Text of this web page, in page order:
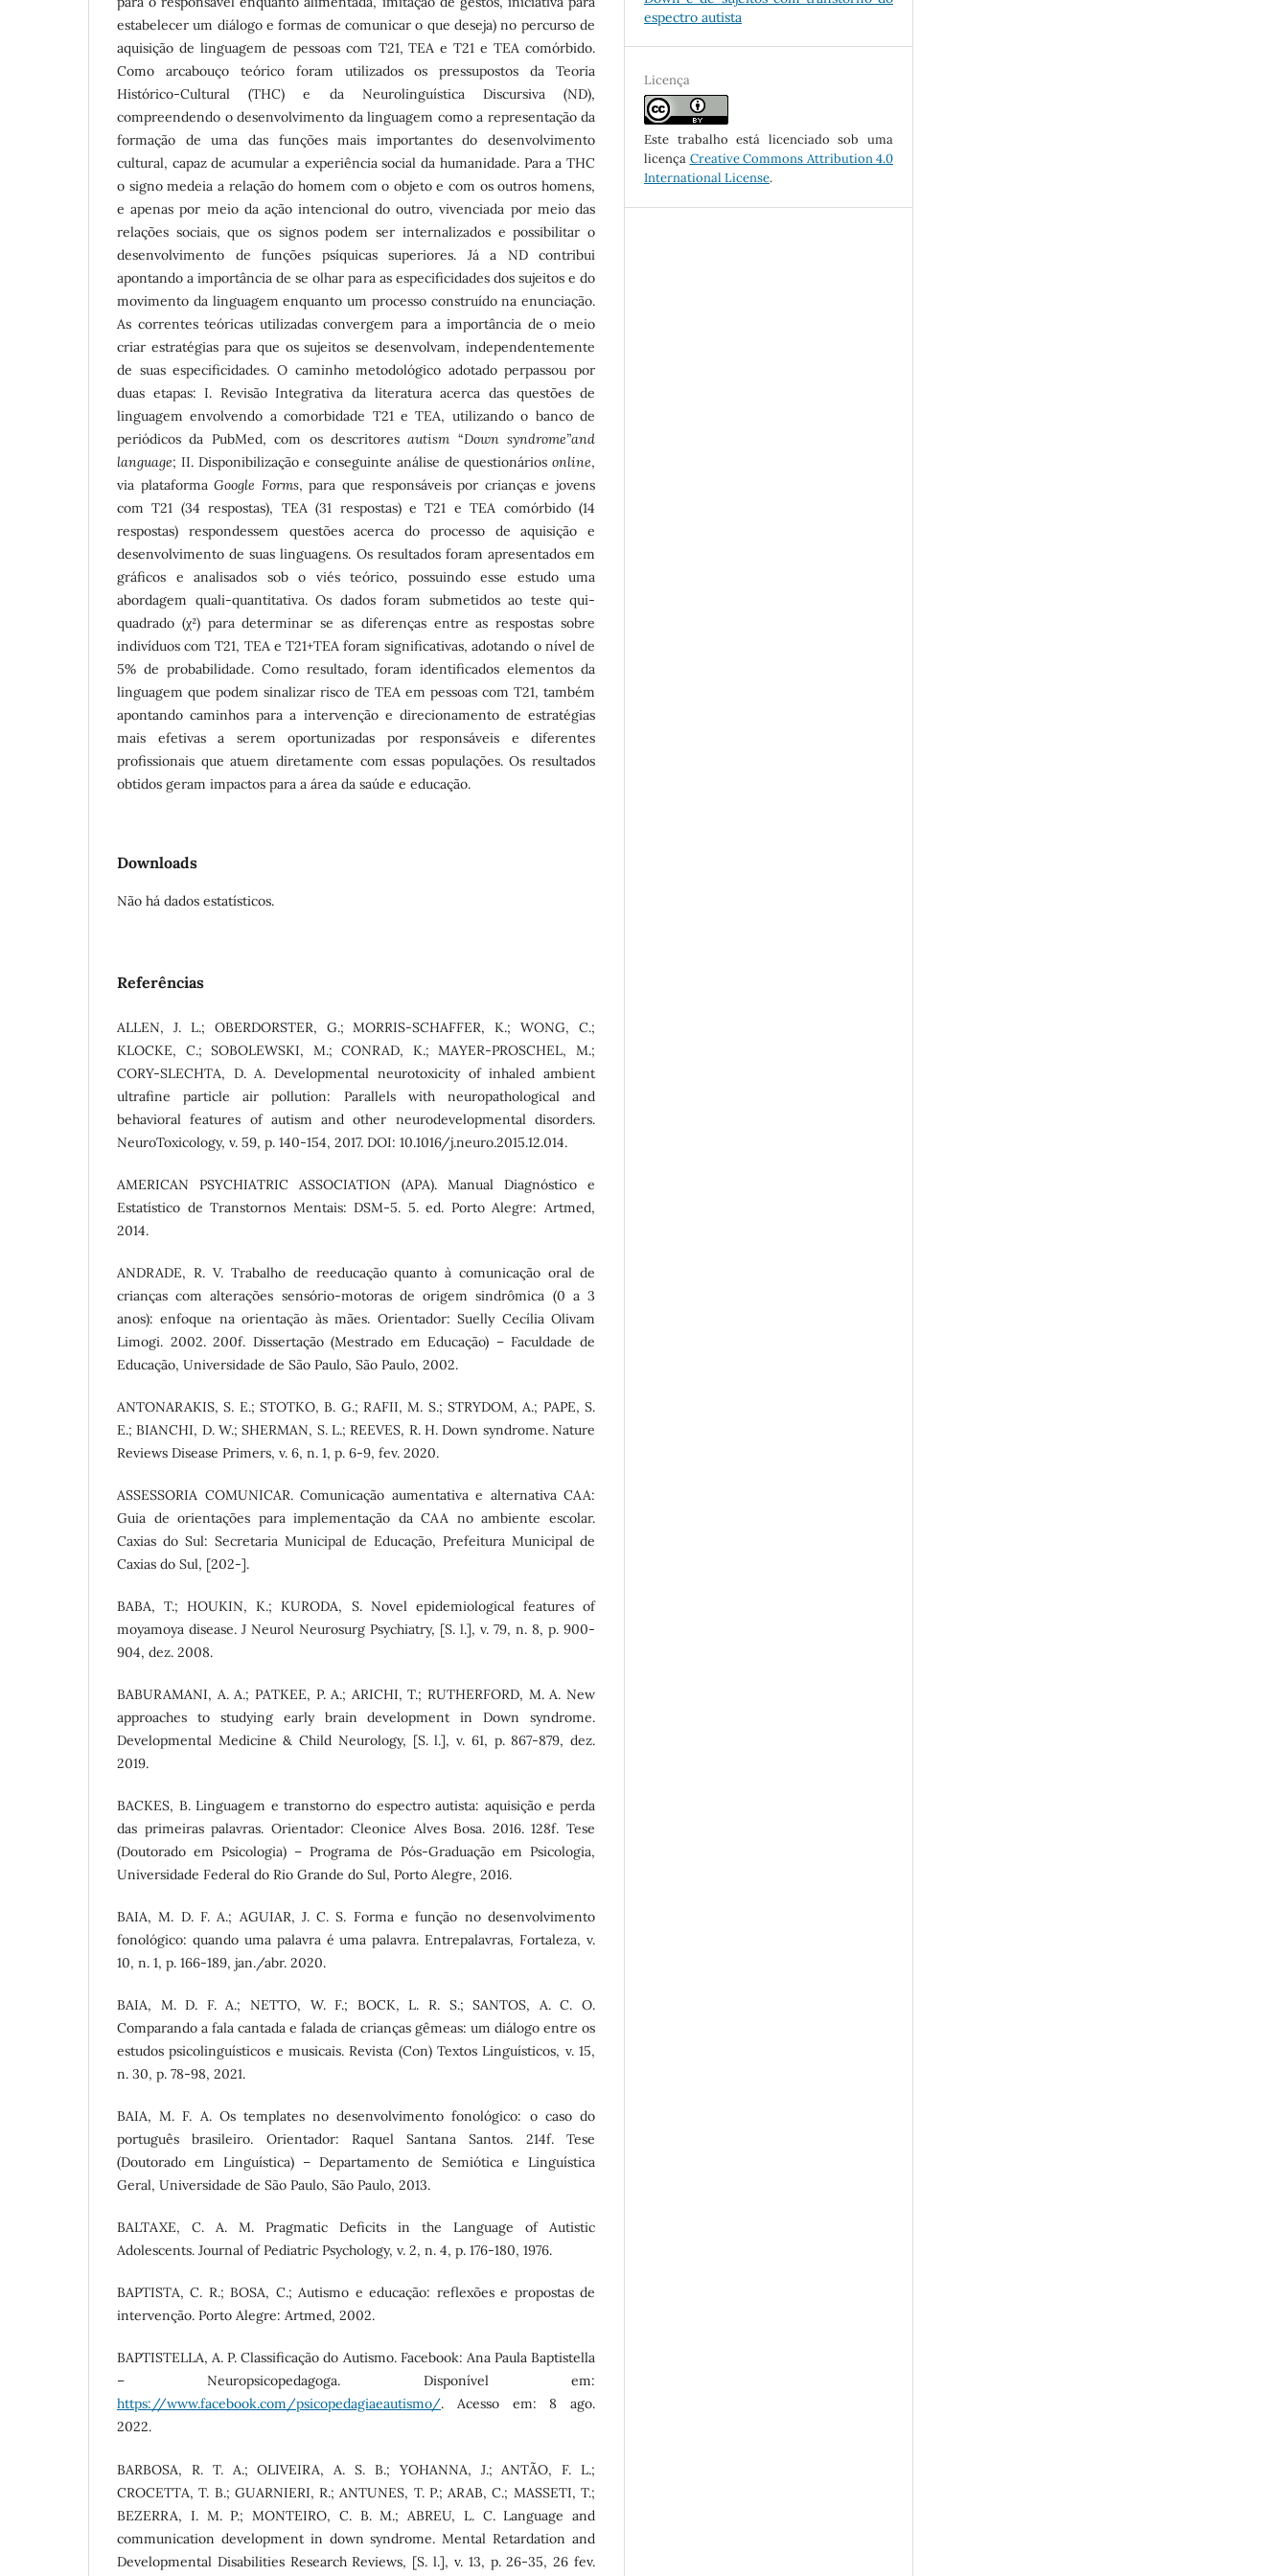
estabelecer um diálogo e formas de comunicar o que deseja) no percurso de
aquisição de linguagem de pessoas com T21, TEA e T21 e TEA comórbido.
Como arcabouço teórico foram utilizados os pressupostos da Teoria
Histórico-Cultural (THC) e da Neurolinguística Discursiva (ND),
compreendendo o desenvolvimento da linguagem como a representação da
formação de uma das funções mais importantes do desenvolvimento
cultural, capaz de acumular a experiência social da humanidade. Para a THC
o signo medeia a relação do homem com o objeto e com os outros homens,
e apenas por meio da ação intencional do outro, vivenciada por meio das
relações sociais, que os signos podem ser internalizados e possibilitar o
desenvolvimento de funções psíquicas superiores. Já a ND contribui
apontando a importância de se olhar para as especificidades dos sujeitos e do
movimento da linguagem enquanto um processo construído na enunciação.
As correntes teóricas utilizadas convergem para a importância de o meio
criar estratégias para que os sujeitos se desenvolvam, independentemente
de suas especificidades. O caminho metodológico adotado perpassou por
duas etapas: I. Revisão Integrativa da literatura acerca das questões de
linguagem envolvendo a comorbidade T21 e TEA, utilizando o banco de
periódicos da PubMed, com os descritoresautism “Down syndrome”and
language; II. Disponibilização e conseguinte análise de questionários online,
via plataformaGoogle Forms, para que responsáveis por crianças e jovens
com T21 (34 respostas), TEA (31 respostas) e T21 e TEA comórbido (14
respostas) respondessem questões acerca do processo de aquisição e
desenvolvimento de suas linguagens. Os resultados foram apresentados em
gráficos e analisados sob o viés teórico, possuindo esse estudo uma
abordagem quali-quantitativa. Os dados foram submetidos ao teste qui-
quadrado (χ²) para determinar se as diferenças entre as respostas sobre
indivíduos com T21, TEA e T21+TEA foram significativas, adotando o nível de
5% de probabilidade. Como resultado, foram identificados elementos da
linguagem que podem sinalizar risco de TEA em pessoas com T21, também
apontando caminhos para a intervenção e direcionamento de estratégias
mais efetivas a serem oportunizadas por responsáveis e diferentes
profissionais que atuem diretamente com essas populações. Os resultados
obtidos geram impactos para a área da saúde e educação.
Downloads
Não há dados estatísticos.
Referências
ALLEN, J. L.; OBERDORSTER, G.; MORRIS-SCHAFFER, K.; WONG, C.;
KLOCKE, C.; SOBOLEWSKI, M.; CONRAD, K.; MAYER-PROSCHEL, M.;
CORY-SLECHTA, D. A. Developmental neurotoxicity of inhaled ambient
ultrafine particle air pollution: Parallels with neuropathological and
behavioral features of autism and other neurodevelopmental disorders.
NeuroToxicology, v. 59, p. 140-154, 2017. DOI: 10.1016/j.neuro.2015.12.014.
AMERICAN PSYCHIATRIC ASSOCIATION (APA). Manual Diagnóstico e
Estatístico de Transtornos Mentais: DSM-5. 5. ed. Porto Alegre: Artmed,
2014.
ANDRADE, R. V. Trabalho de reeducação quanto à comunicação oral de
crianças com alterações sensório-motoras de origem sindrômica (0 a 3
anos): enfoque na orientação às mães. Orientador: Suelly Cecília Olivam
Limogi. 2002. 200f. Dissertação (Mestrado em Educação) – Faculdade de
Educação, Universidade de São Paulo, São Paulo, 2002.
ANTONARAKIS, S. E.; STOTKO, B. G.; RAFII, M. S.; STRYDOM, A.; PAPE, S.
E.; BIANCHI, D. W.; SHERMAN, S. L.; REEVES, R. H. Down syndrome. Nature
Reviews Disease Primers, v. 6, n. 1, p. 6-9, fev. 2020.
ASSESSORIA COMUNICAR. Comunicação aumentativa e alternativa CAA:
Guia de orientações para implementação da CAA no ambiente escolar.
Caxias do Sul: Secretaria Municipal de Educação, Prefeitura Municipal de
Caxias do Sul, [202-].
BABA, T.; HOUKIN, K.; KURODA, S. Novel epidemiological features of
moyamoya disease. J Neurol Neurosurg Psychiatry, [S. l.], v. 79, n. 8, p. 900-
904, dez. 2008.
BABURAMANI, A. A.; PATKEE, P. A.; ARICHI, T.; RUTHERFORD, M. A. New
approaches to studying early brain development in Down syndrome.
Developmental Medicine & Child Neurology, [S. l.], v. 61, p. 867-879, dez.
2019.
BACKES, B. Linguagem e transtorno do espectro autista: aquisição e perda
das primeiras palavras. Orientador: Cleonice Alves Bosa. 2016. 128f. Tese
(Doutorado em Psicologia) – Programa de Pós-Graduação em Psicologia,
Universidade Federal do Rio Grande do Sul, Porto Alegre, 2016.
BAIA, M. D. F. A.; AGUIAR, J. C. S. Forma e função no desenvolvimento
fonológico: quando uma palavra é uma palavra. Entrepalavras, Fortaleza, v.
10, n. 1, p. 166-189, jan./abr. 2020.
BAIA, M. D. F. A.; NETTO, W. F.; BOCK, L. R. S.; SANTOS, A. C. O.
Comparando a fala cantada e falada de crianças gêmeas: um diálogo entre os
estudos psicolinguísticos e musicais. Revista (Con) Textos Linguísticos, v. 15,
n. 30, p. 78-98, 2021.
BAIA, M. F. A. Os templates no desenvolvimento fonológico: o caso do
português brasileiro. Orientador: Raquel Santana Santos. 214f. Tese
(Doutorado em Linguística) – Departamento de Semiótica e Linguística
Geral, Universidade de São Paulo, São Paulo, 2013.
BALTAXE, C. A. M. Pragmatic Deficits in the Language of Autistic
Adolescents. Journal of Pediatric Psychology, v. 2, n. 4, p. 176-180, 1976.
BAPTISTA, C. R.; BOSA, C.; Autismo e educação: reflexões e propostas de
intervenção. Porto Alegre: Artmed, 2002.
BAPTISTELLA, A. P. Classificação do Autismo. Facebook: Ana Paula Baptistella
– Neuropsicopedagoga. Disponível em:
https://www.facebook.com/psicopedagiaeautismo/. Acesso em: 8 ago.
2022.
BARBOSA, R. T. A.; OLIVEIRA, A. S. B.; YOHANNA, J.; ANTÃO, F. L.;
CROCETTA, T. B.; GUARNIERI, R.; ANTUNES, T. P.; ARAB, C.; MASSETI, T.;
BEZERRA, I. M. P.; MONTEIRO, C. B. M.; ABREU, L. C. Language and
communication development in down syndrome. Mental Retardation and
Developmental Disabilities Research Reviews, [S. l.], v. 13, p. 26-35, 26 fev.
espectro autista
Licença
Este trabalho está licenciado sob uma
licença Creative Commons Attribution 4.0
International License.